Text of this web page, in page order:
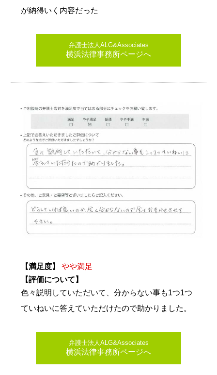
が納得いく内容だった
弁護士法人ALG&Associates
横浜法律事務所ページへ
【満足度】
やや満足
【評価について】
色々説明していただいて、分からない事も1つ1つ
ていねいに答えていただけたので助かりました。
弁護士法人ALG&Associates
横浜法律事務所ページへ